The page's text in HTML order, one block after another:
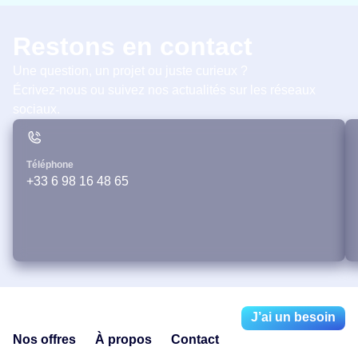
Téléphone
+33 6 98 16 48 65
Nos offres À propos
Contact
J’ai un besoin